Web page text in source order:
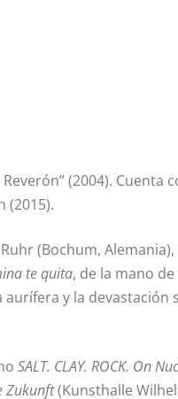
(2004). Cuenta
(2015).
(Bochum,
te quita, de la mano
y la devastación
SALT. CLAY. ROCK. On
Zukunft(Kunsthalle